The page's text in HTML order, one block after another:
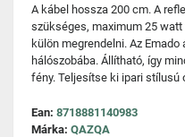
A kábel hossza 200 cm. A
szükséges, maximum 25
külön megrendelni. Az
hálószobába. Állítható, így
fény. Teljesítse ki ipari stílusú
Ean: 8718881140983
Márka: QAZQA